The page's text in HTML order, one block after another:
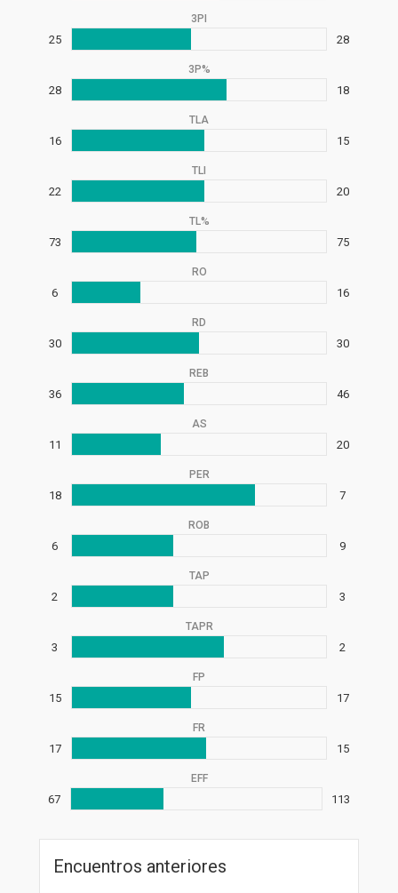
3PI
25 28
3P%
28 18
TLA
16 15
TLI
22 20
TL%
73 75
RO
6 16
RD
30 30
REB
36 46
AS
11 20
PER
18 7
ROB
6 9
TAP
2 3
TAPR
3 2
FP
15 17
FR
17 15
EFF
67 113
Encuentros anteriores